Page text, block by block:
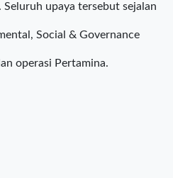
Seluruh upaya tersebut sejalan
Social & Governance
operasi Pertamina.